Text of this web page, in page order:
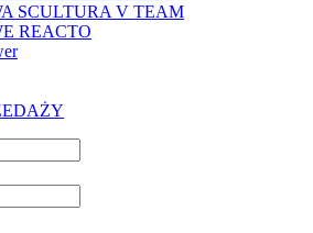
SCULTURA V TEAM
REACTO